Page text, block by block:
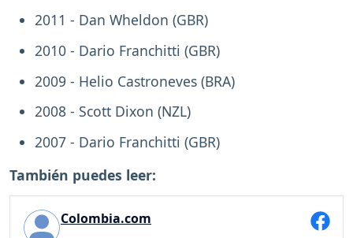
2011 - Dan Wheldon (GBR)
2010 - Dario Franchitti (GBR)
2009 - Helio Castroneves (BRA)
2008 - Scott Dixon (NZL)
2007 - Dario Franchitti (GBR)
También puedes leer:
Colombia.com